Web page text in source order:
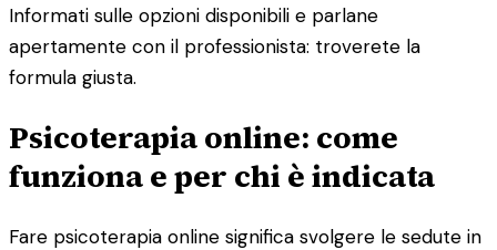
Informati sulle opzioni disponibili e parlane
apertamente con il professionista: troverete la
formula giusta.
Psicoterapia online: come
funziona e per chi è indicata
Fare psicoterapia online significa svolgere le sedute in